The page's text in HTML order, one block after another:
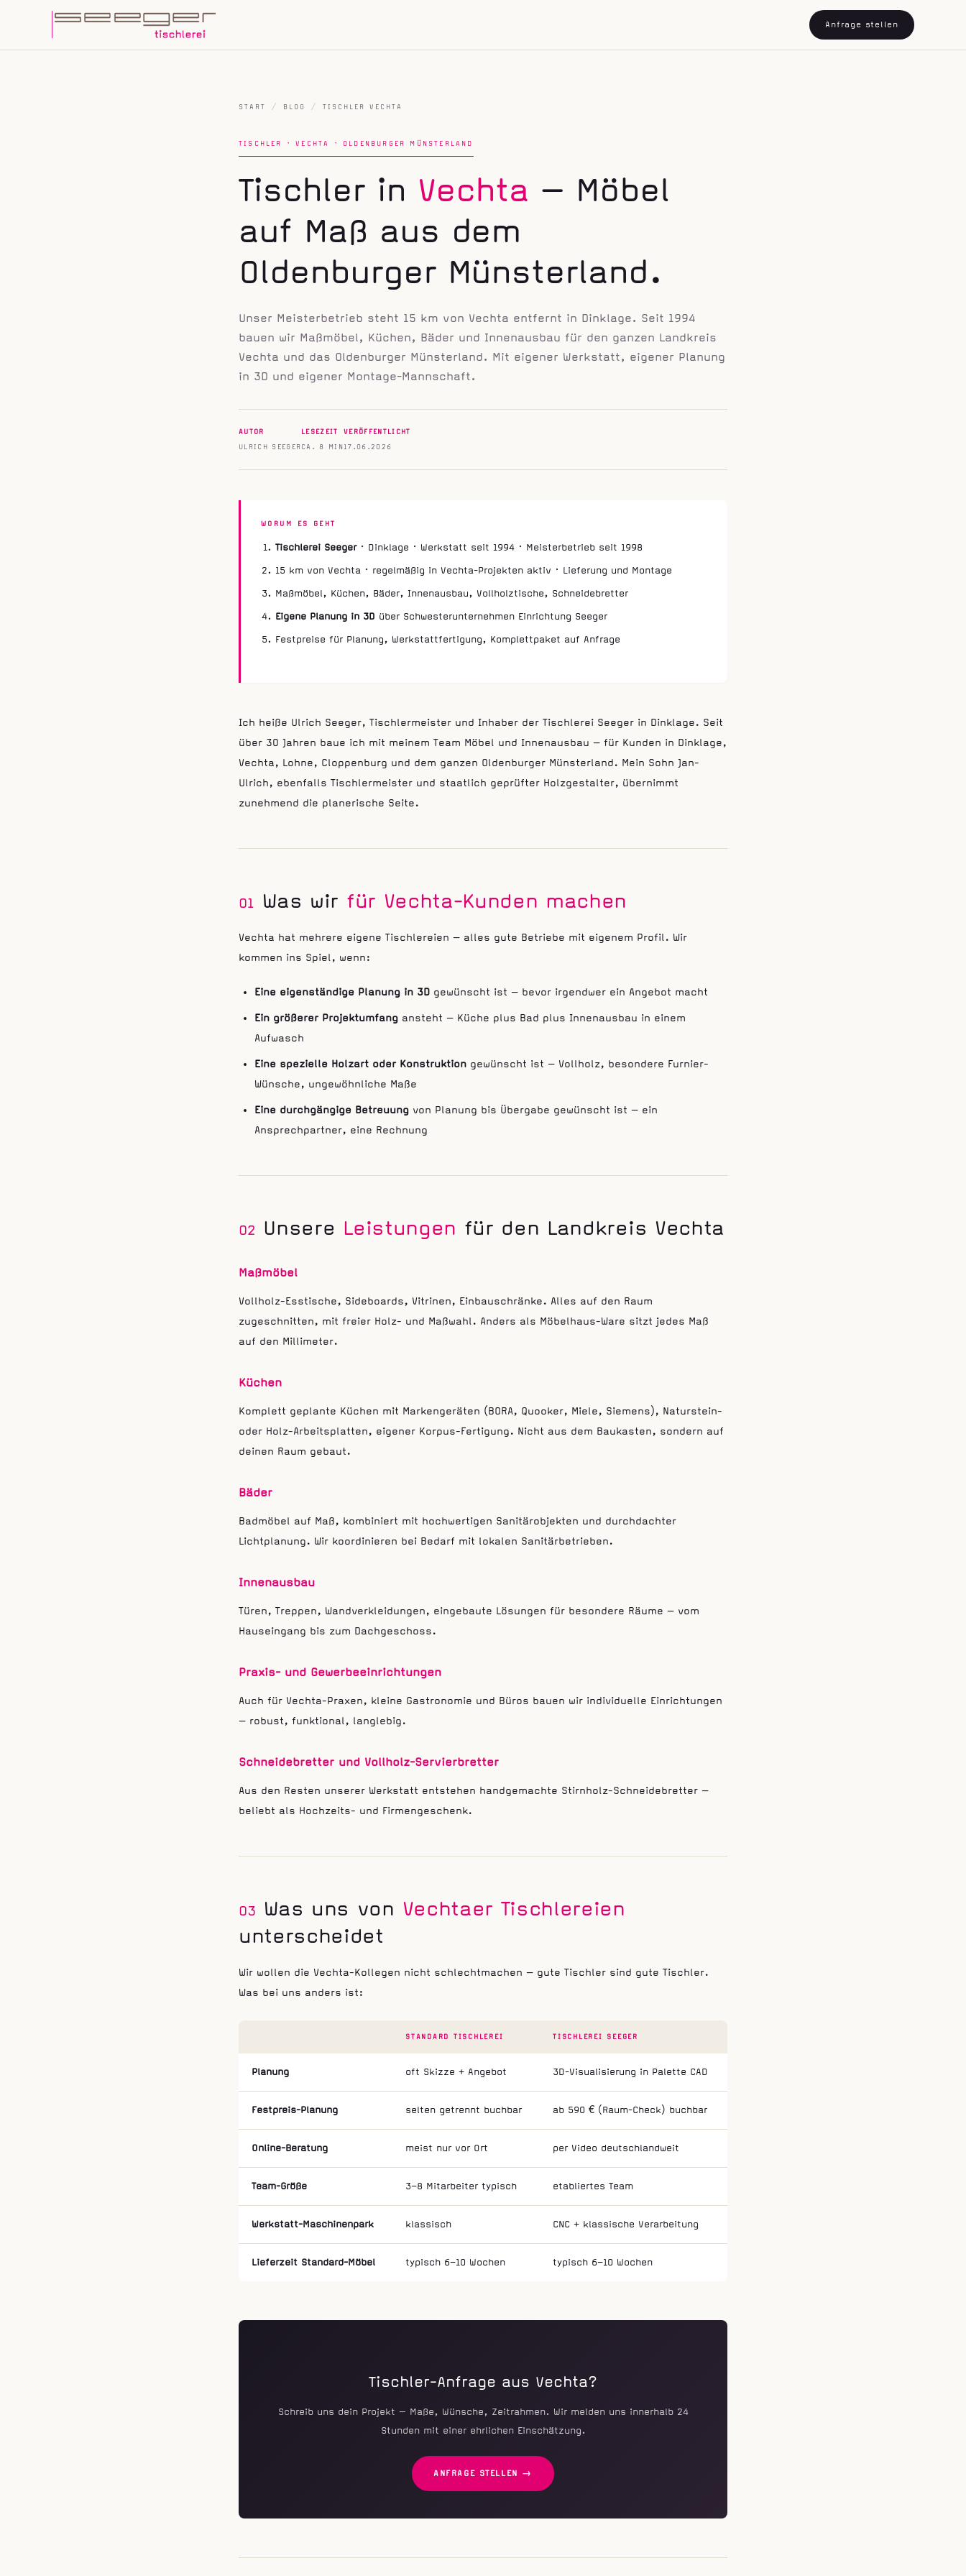
Anfrage stellen
START / BLOG / TISCHLER VECHTA
TISCHLER · VECHTA · OLDENBURGER MÜNSTERLAND
Tischler in Vechta — Möbel
auf Maß aus dem
Oldenburger Münsterland.
Unser Meisterbetrieb steht 15 km von Vechta entfernt in Dinklage. Seit 1994
bauen wir Maßmöbel, Küchen, Bäder und Innenausbau für den ganzen Landkreis
Vechta und das Oldenburger Münsterland. Mit eigener Werkstatt, eigener Planung
in 3D und eigener Montage-Mannschaft.
AUTOR
ULRICH SEEGER
LESEZEIT
CA. 8 MIN
VERÖFFENTLICHT
17.06.2026
WORUM ES GEHT
Tischlerei Seeger· Dinklage · Werkstatt seit 1994 · Meisterbetrieb seit 1998
15 km von Vechta · regelmäßig in Vechta-Projekten aktiv · Lieferung und Montage
Maßmöbel, Küchen, Bäder, Innenausbau, Vollholztische, Schneidebretter
Eigene Planung in 3D über Schwesterunternehmen Einrichtung Seeger
Festpreise für Planung, Werkstattfertigung, Komplettpaket auf Anfrage
Ich heiße Ulrich Seeger, Tischlermeister und Inhaber der Tischlerei Seeger in Dinklage. Seit
über 30 Jahren baue ich mit meinem Team Möbel und Innenausbau — für Kunden in Dinklage,
Vechta, Lohne, Cloppenburg und dem ganzen Oldenburger Münsterland. Mein Sohn Jan-
Ulrich, ebenfalls Tischlermeister und staatlich geprüfter Holzgestalter, übernimmt
zunehmend die planerische Seite.
01 Was wir für Vechta-Kunden machen
Vechta hat mehrere eigene Tischlereien — alles gute Betriebe mit eigenem Profil. Wir
kommen ins Spiel, wenn:
Eine eigenständige Planung in 3D gewünscht ist — bevor irgendwer ein Angebot macht
Ein größerer Projektumfang ansteht — Küche plus Bad plus Innenausbau in einem
Aufwasch
Eine spezielle Holzart oder Konstruktion gewünscht ist — Vollholz, besondere Furnier-
Wünsche, ungewöhnliche Maße
Eine durchgängige Betreuung von Planung bis Übergabe gewünscht ist — ein
Ansprechpartner, eine Rechnung
02 Unsere Leistungen für den Landkreis Vechta
Maßmöbel
Vollholz-Esstische, Sideboards, Vitrinen, Einbauschränke. Alles auf den Raum
zugeschnitten, mit freier Holz- und Maßwahl. Anders als Möbelhaus-Ware sitzt jedes Maß
auf den Millimeter.
Küchen
Komplett geplante Küchen mit Markengeräten (BORA, Quooker, Miele, Siemens), Naturstein-
oder Holz-Arbeitsplatten, eigener Korpus-Fertigung. Nicht aus dem Baukasten, sondern auf
deinen Raum gebaut.
Bäder
Badmöbel auf Maß, kombiniert mit hochwertigen Sanitärobjekten und durchdachter
Lichtplanung. Wir koordinieren bei Bedarf mit lokalen Sanitärbetrieben.
Innenausbau
Türen, Treppen, Wandverkleidungen, eingebaute Lösungen für besondere Räume — vom
Hauseingang bis zum Dachgeschoss.
Praxis- und Gewerbeeinrichtungen
Auch für Vechta-Praxen, kleine Gastronomie und Büros bauen wir individuelle Einrichtungen
— robust, funktional, langlebig.
Schneidebretter und Vollholz-Servierbretter
Aus den Resten unserer Werkstatt entstehen handgemachte Stirnholz-Schneidebretter —
beliebt als Hochzeits- und Firmengeschenk.
03 Was uns von Vechtaer Tischlereien
unterscheidet
Wir wollen die Vechta-Kollegen nicht schlechtmachen — gute Tischler sind gute Tischler.
Was bei uns anders ist:
STANDARD TISCHLEREI TISCHLEREI SEEGER
Planung oft Skizze + Angebot 3D-Visualisierung in Palette CAD
Festpreis-Planung selten getrennt buchbar ab 590 € (Raum-Check) buchbar
Online-Beratung meist nur vor Ort per Video deutschlandweit
Team-Größe 3–8 Mitarbeiter typisch etabliertes Team
Werkstatt-Maschinenpark klassisch CNC + klassische Verarbeitung
Lieferzeit Standard-Möbel typisch 6–10 Wochen typisch 6–10 Wochen
Tischler-Anfrage aus Vechta?
Schreib uns dein Projekt — Maße, Wünsche, Zeitrahmen. Wir melden uns innerhalb 24
Stunden mit einer ehrlichen Einschätzung.
ANFRAGE STELLEN →